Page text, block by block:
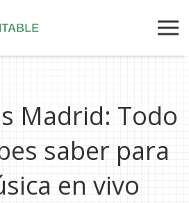
Madrid: Todo
saber para
en vivo